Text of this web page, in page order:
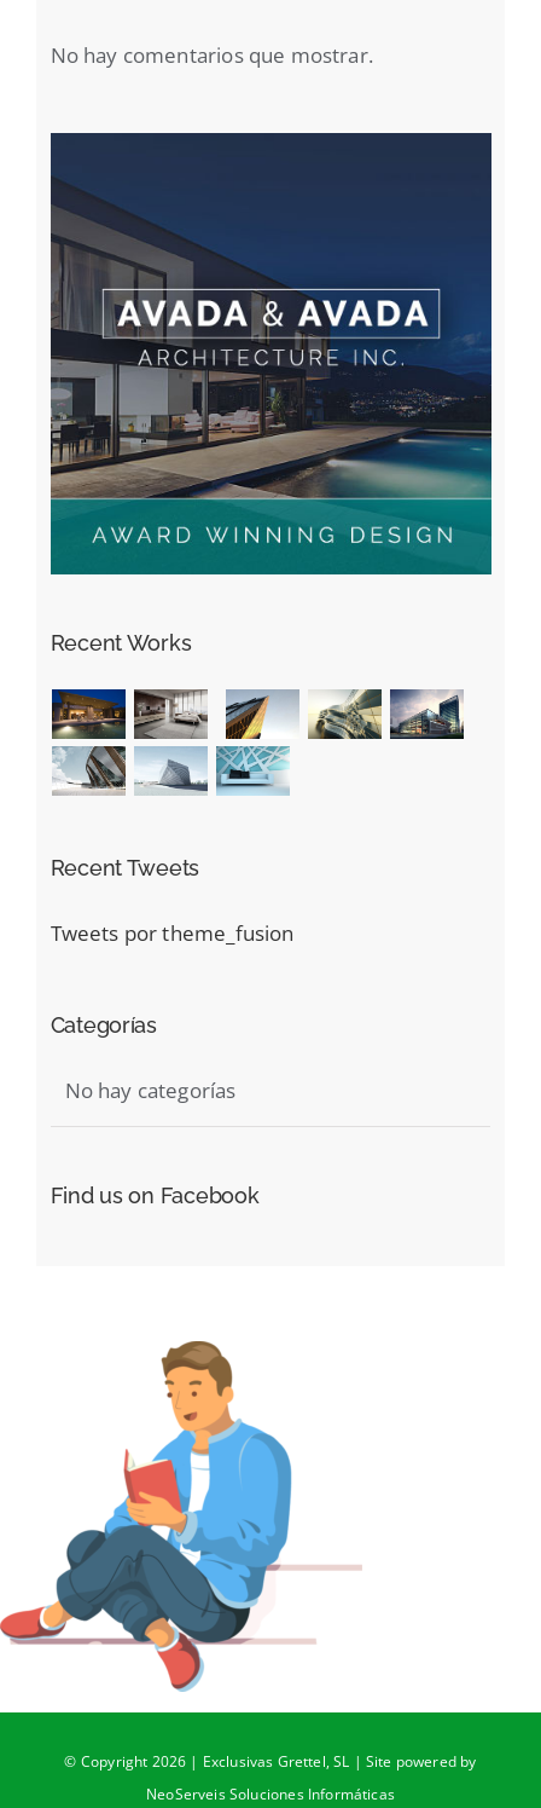
No hay comentarios que mostrar.
Recent Works
Recent Tweets
Tweets por theme_fusion
Categorías
No hay categorías
Find us on Facebook
© Copyright 2026 | Exclusivas Grettel, SL | Site powered by
NeoServeis Soluciones Informáticas